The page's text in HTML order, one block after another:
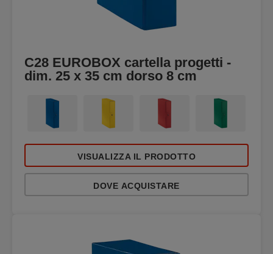
C28 EUROBOX cartella progetti -
dim. 25 x 35 cm dorso 8 cm
VISUALIZZA IL PRODOTTO
DOVE ACQUISTARE